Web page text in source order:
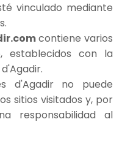
vinculado mediante
contiene varios
establecidos con la
d'Agadir no puede
sitios visitados y, por
responsabilidad al